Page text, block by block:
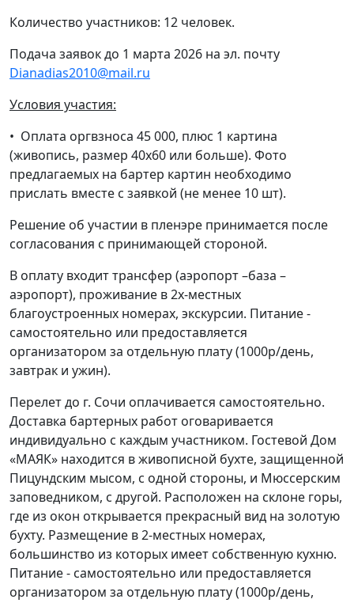
Количество участников: 12 человек.
Подача заявок до 1 марта 2026 на эл. почту
Dianadias2010@mail.ru
Условия участия:
• Оплата оргвзноса 45 000, плюс 1 картина
(живопись, размер 40х60 или больше). Фото
предлагаемых на бартер картин необходимо
прислать вместе с заявкой (не менее 10 шт).
Решение об участии в пленэре принимается после
согласования с принимающей стороной.
В оплату входит трансфер (аэропорт –база –
аэропорт), проживание в 2х-местных
благоустроенных номерах, экскурсии. Питание -
самостоятельно или предоставляется
организатором за отдельную плату (1000р/день,
завтрак и ужин).
Перелет до г. Сочи оплачивается самостоятельно.
Доставка бартерных работ оговаривается
индивидуально с каждым участником. Гостевой Дом
«МАЯК» находится в живописной бухте, защищенной
Пицундским мысом, с одной стороны, и Мюссерским
заповедником, с другой. Расположен на склоне горы,
где из окон открывается прекрасный вид на золотую
бухту. Размещение в 2-местных номерах,
большинство из которых имеет собственную кухню.
Питание - самостоятельно или предоставляется
организатором за отдельную плату (1000р/день,